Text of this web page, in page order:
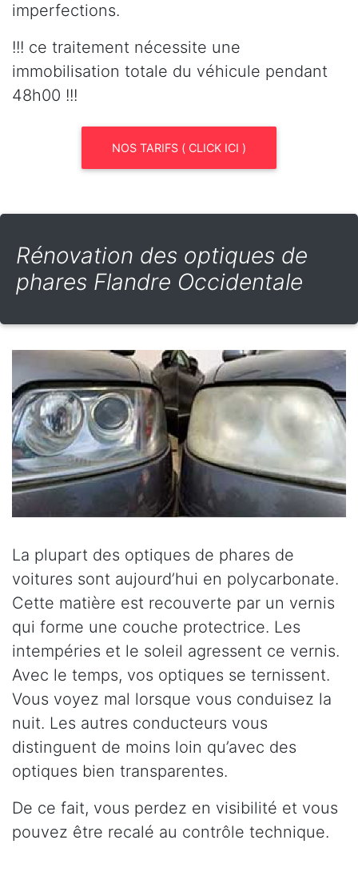
imperfections.
!!! ce traitement nécessite une
immobilisation totale du véhicule pendant
48h00 !!!
NOS TARIFS ( CLICK ICI )
Rénovation des optiques de
phares Flandre Occidentale
La plupart des optiques de phares de
voitures sont aujourd’hui en polycarbonate.
Cette matière est recouverte par un vernis
qui forme une couche protectrice. Les
intempéries et le soleil agressent ce vernis.
Avec le temps, vos optiques se ternissent.
Vous voyez mal lorsque vous conduisez la
nuit. Les autres conducteurs vous
distinguent de moins loin qu’avec des
optiques bien transparentes.
De ce fait, vous perdez en visibilité et vous
pouvez être recalé au contrôle technique.